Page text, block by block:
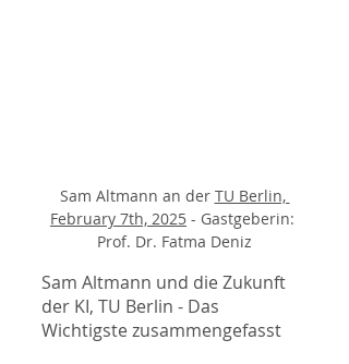
Sam Altmann an der TU Berlin,
February 7th, 2025 - Gastgeberin:
Prof. Dr. Fatma Deniz
Sam Altmann und die Zukunft
der KI, TU Berlin - Das
Wichtigste zusammengefasst